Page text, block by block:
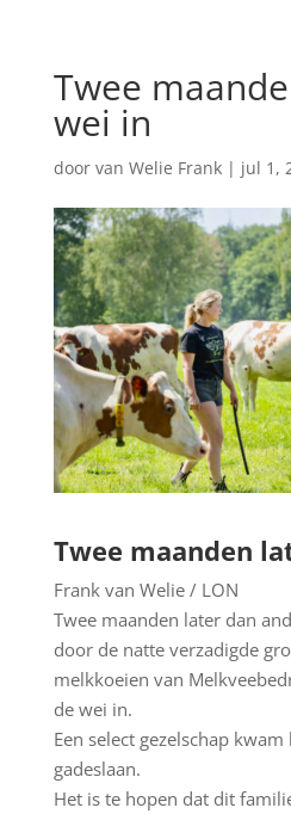
Twee
wei in
door van Welie Frank| jul 1,
Twee maanden
Frank van Welie / LON
Twee maanden later dan
door de natte verzadigde
melkkoeien van
de wei in.
Een select gezelschap
gadeslaan.
Het is te hopen dat dit